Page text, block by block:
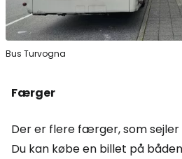
Bus Turvogna
Færger
Der er flere færger, som sejler
Du kan købe en billet på